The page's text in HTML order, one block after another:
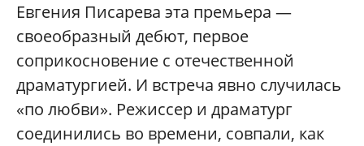
Евгения Писарева эта премьера —
своеобразный дебют, первое
соприкосновение с отечественной
драматургией. И встреча явно случилась
«по любви». Режиссер и драматург
соединились во времени, совпали, как